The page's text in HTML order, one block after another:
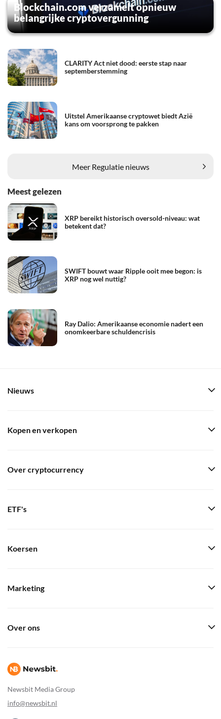
Blockchain.com verzamelt opnieuw
belangrijke cryptovergunning
CLARITY Act niet dood: eerste stap naar
septemberstemming
Uitstel Amerikaanse cryptowet biedt Azië
kans om voorsprong te pakken
Meer Regulatie nieuws
Meest gelezen
XRP bereikt historisch oversold-niveau: wat
betekent dat?
SWIFT bouwt waar Ripple ooit mee begon: is
XRP nog wel nuttig?
Ray Dalio: Amerikaanse economie nadert een
onomkeerbare schuldencrisis
Newsbit Media Group
info@newsbit.nl
Nieuws
Kopen en verkopen
Over cryptocurrency
ETF's
Koersen
Marketing
Over ons